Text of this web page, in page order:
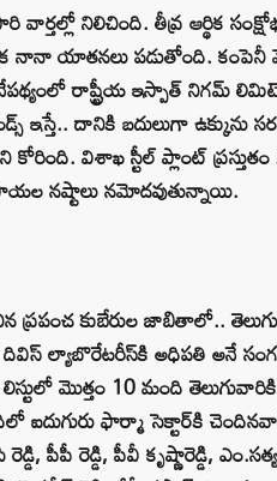
నిలిచింది. తీవ్ర ఆర్థిక
నానా యాతనలు పడుతోంది.
రాష్ట్రీయ ఇస్పాత్‌ నిగమ్‌
ఇస్తే.. దానికి బదులుగా ఉక్కును
విశాఖ స్టీల్‌ ప్లాంట్‌
నష్టాలు నమోదవుతున్నాయి.
ప్రపంచ కుబేరుల జాబితాలో..
ల్యాబొరేటరీస్‌కి అధిపతి అనే
మొత్తం 10 మంది
ఐదుగురు ఫార్మా సెక్టార్‌కి
పీపీ రెడ్డి, పీవీ కృష్ణారెడ్డి,